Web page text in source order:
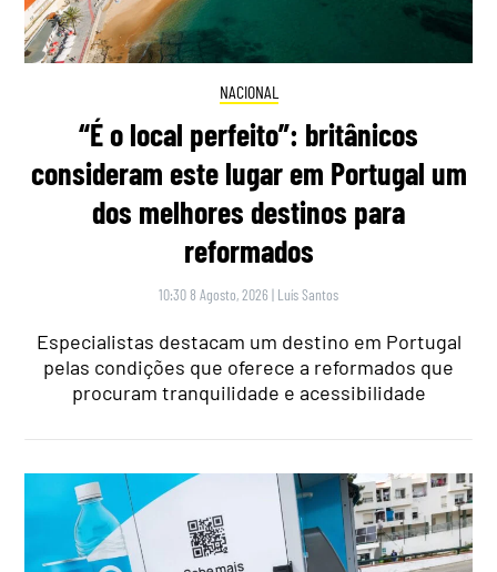
NACIONAL
“É o local perfeito”: britânicos
consideram este lugar em Portugal um
dos melhores destinos para
reformados
10:30 8 Agosto, 2026 | Luís Santos
Especialistas destacam um destino em Portugal
pelas condições que oferece a reformados que
procuram tranquilidade e acessibilidade